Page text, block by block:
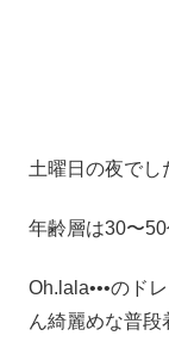
土曜日の夜でし
年齢層は30〜50
Oh.lala•••のド
ん綺麗めな普段